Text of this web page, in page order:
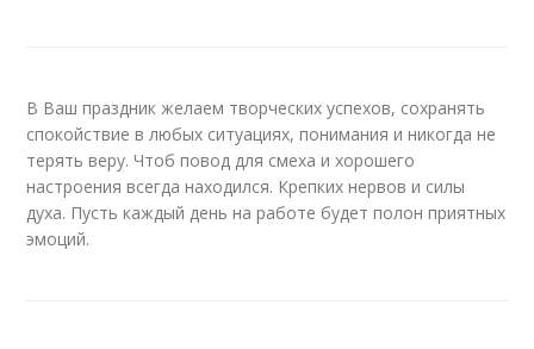
В Ваш праздник желаем творческих успехов, сохранять
спокойствие в любых ситуациях, понимания и никогда не
терять веру. Чтоб повод для смеха и хорошего
настроения всегда находился. Крепких нервов и силы
духа. Пусть каждый день на работе будет полон приятных
эмоций.